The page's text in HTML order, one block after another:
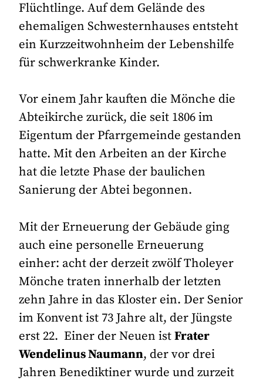
Flüchtlinge. Auf dem Gelände des
ehemaligen Schwesternhauses entsteht
ein Kurzzeitwohnheim der Lebenshilfe
für schwerkranke Kinder.
Vor einem Jahr kauften die Mönche die
Abteikirche zurück, die seit 1806 im
Eigentum der Pfarrgemeinde gestanden
hatte. Mit den Arbeiten an der Kirche
hat die letzte Phase der baulichen
Sanierung der Abtei begonnen.
Mit der Erneuerung der Gebäude ging
auch eine personelle Erneuerung
einher: acht der derzeit zwölf Tholeyer
Mönche traten innerhalb der letzten
zehn Jahre in das Kloster ein. Der Senior
im Konvent ist 73 Jahre alt, der Jüngste
erst 22. Einer der Neuen istFrater
Wendelinus Naumann, der vor drei
Jahren Benediktiner wurde und zurzeit